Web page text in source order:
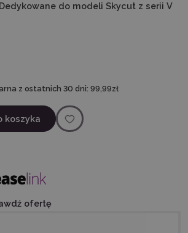
do modeli Skycut z serii V
z ostatnich 30 dni: 99,99zł
koszyka
ofertę